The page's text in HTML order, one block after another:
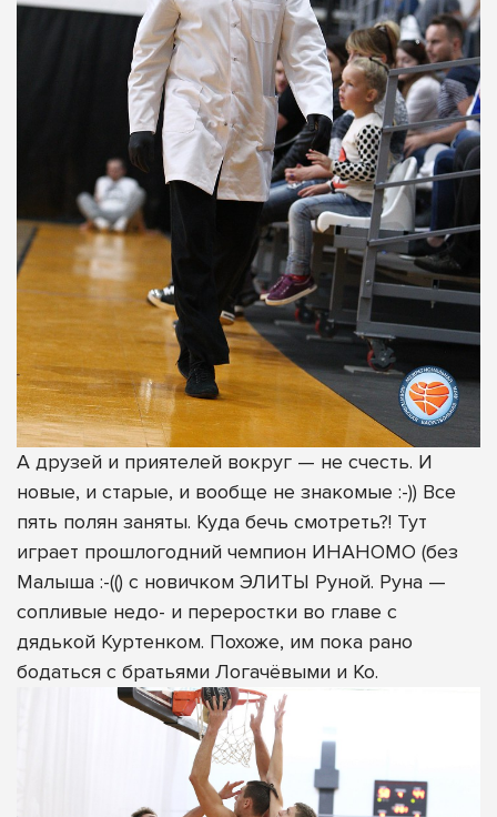
А друзей и приятелей вокруг — не счесть. И
новые, и старые, и вообще не знакомые :-)) Все
пять полян заняты. Куда бечь смотреть?! Тут
играет прошлогодний чемпион ИНАНОМО (без
Малыша :-(() с новичком ЭЛИТЫ Руной. Руна —
сопливые недо- и переростки во главе с
дядькой Куртенком. Похоже, им пока рано
бодаться с братьями Логачёвыми и Ко.